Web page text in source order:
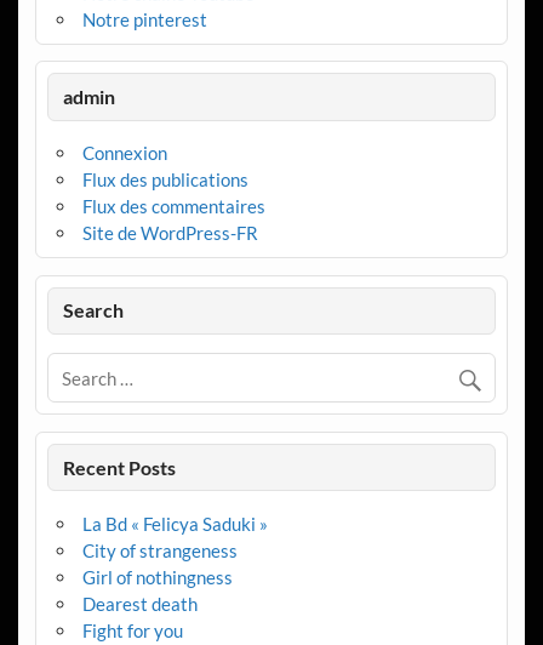
Notre pinterest
admin
Connexion
Flux des publications
Flux des commentaires
Site de WordPress-FR
Search
Recent Posts
La Bd « Felicya Saduki »
City of strangeness
Girl of nothingness
Dearest death
Fight for you